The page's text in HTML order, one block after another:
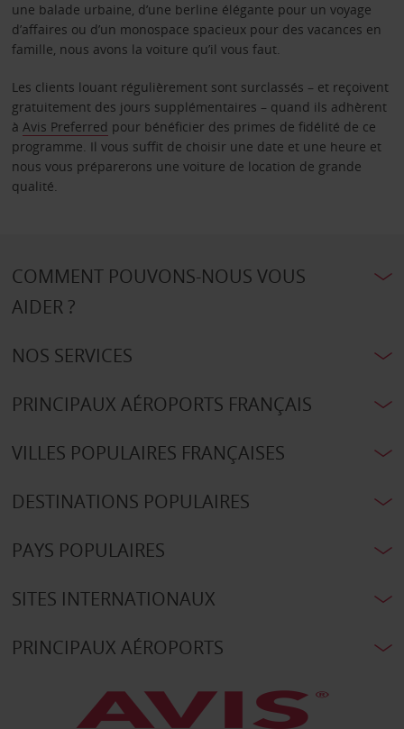
une balade urbaine, d’une berline élégante pour un voyage
d’affaires ou d’un monospace spacieux pour des vacances en
famille, nous avons la voiture qu’il vous faut.
Les clients louant régulièrement sont surclassés – et reçoivent
gratuitement des jours supplémentaires – quand ils adhèrent
à Avis Preferred pour bénéficier des primes de fidélité de ce
programme. Il vous suffit de choisir une date et une heure et
nous vous préparerons une voiture de location de grande
qualité.
COMMENT POUVONS-NOUS VOUS
AIDER ?
NOS SERVICES
PRINCIPAUX AÉROPORTS FRANÇAIS
VILLES POPULAIRES FRANÇAISES
DESTINATIONS POPULAIRES
PAYS POPULAIRES
SITES INTERNATIONAUX
PRINCIPAUX AÉROPORTS